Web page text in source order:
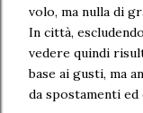
volo, ma nulla di
In città,
vedere quindi
base ai gusti, ma
da spostamenti ed